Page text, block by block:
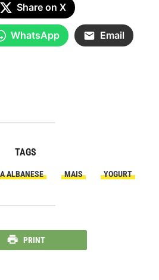
Share on X
WhatsApp Email
TAGS
ALBANESE MAIS YOGURT
PRINT